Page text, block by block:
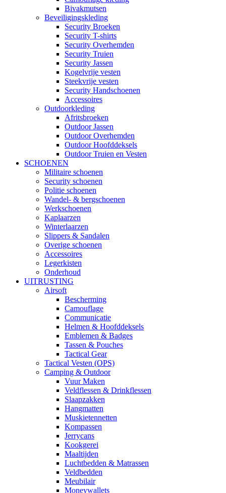
Bivakmutsen
Beveiligingskleding
Security Broeken
Security T-shirts
Security Overhemden
Security Truien
Security Jassen
Kogelvrije vesten
Steekvrije vesten
Security Handschoenen
Accessoires
Outdoorkleding
Afritsbroeken
Outdoor Jassen
Outdoor Overhemden
Outdoor Hoofddeksels
Outdoor Truien en Vesten
SCHOENEN
Militaire schoenen
Security schoenen
Politie schoenen
Wandel- & bergschoenen
Werkschoenen
Kaplaarzen
Winterlaarzen
Slippers & Sandalen
Overige schoenen
Accessoires
Legerkisten
Onderhoud
UITRUSTING
Airsoft
Bescherming
Camouflage
Communicatie
Helmen & Hoofddeksels
Emblemen & Badges
Tassen & Pouches
Tactical Gear
Tactical Vesten (OPS)
Camping & Outdoor
Vuur Maken
Veldflessen & Drinkflessen
Slaapzakken
Hangmatten
Muskietennetten
Kompassen
Jerrycans
Kookgerei
Maaltijden
Luchtbedden & Matrassen
Veldbedden
Meubilair
Moneywallets